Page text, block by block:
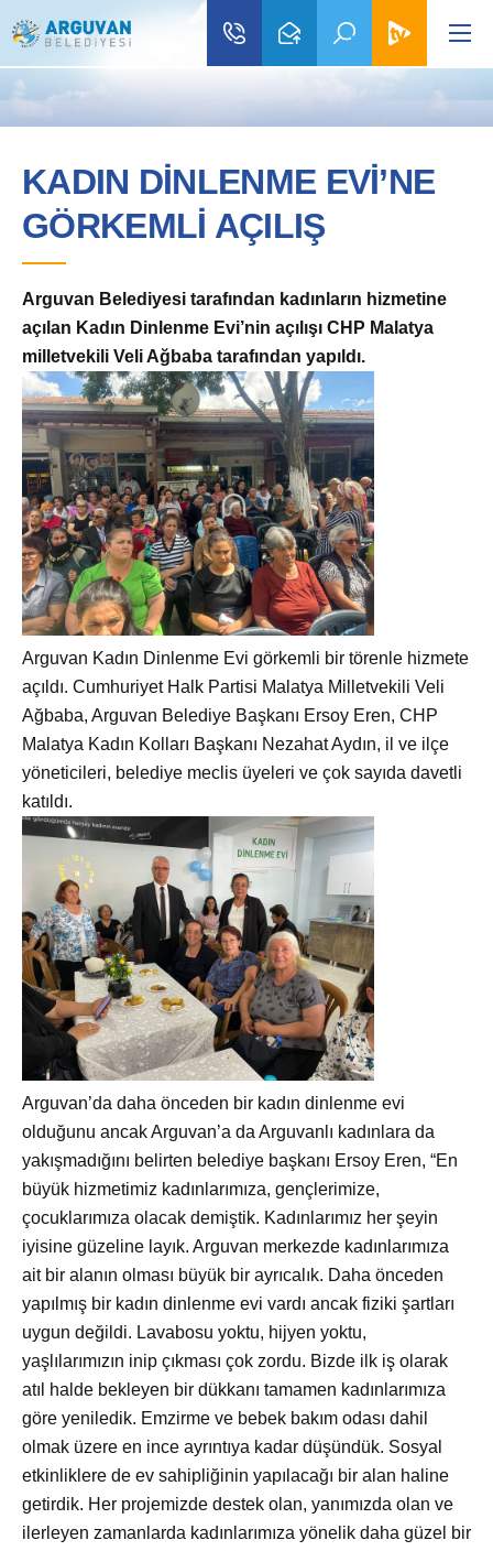
KADIN DİNLENME EVİ’NE
GÖRKEMLİ AÇILIŞ
Arguvan Belediyesi tarafından kadınların hizmetine
açılan Kadın Dinlenme Evi’nin açılışı CHP Malatya
milletvekili Veli Ağbaba tarafından yapıldı.
Arguvan Kadın Dinlenme Evi görkemli bir törenle hizmete
açıldı. Cumhuriyet Halk Partisi Malatya Milletvekili Veli
Ağbaba, Arguvan Belediye Başkanı Ersoy Eren, CHP
Malatya Kadın Kolları Başkanı Nezahat Aydın, il ve ilçe
yöneticileri, belediye meclis üyeleri ve çok sayıda davetli
katıldı.
Arguvan’da daha önceden bir kadın dinlenme evi
olduğunu ancak Arguvan’a da Arguvanlı kadınlara da
yakışmadığını belirten belediye başkanı Ersoy Eren, “En
büyük hizmetimiz kadınlarımıza, gençlerimize,
çocuklarımıza olacak demiştik. Kadınlarımız her şeyin
iyisine güzeline layık. Arguvan merkezde kadınlarımıza
ait bir alanın olması büyük bir ayrıcalık. Daha önceden
yapılmış bir kadın dinlenme evi vardı ancak fiziki şartları
uygun değildi. Lavabosu yoktu, hijyen yoktu,
yaşlılarımızın inip çıkması çok zordu. Bizde ilk iş olarak
atıl halde bekleyen bir dükkanı tamamen kadınlarımıza
göre yeniledik. Emzirme ve bebek bakım odası dahil
olmak üzere en ince ayrıntıya kadar düşündük. Sosyal
etkinliklere de ev sahipliğinin yapılacağı bir alan haline
getirdik. Her projemizde destek olan, yanımızda olan ve
ilerleyen zamanlarda kadınlarımıza yönelik daha güzel bir